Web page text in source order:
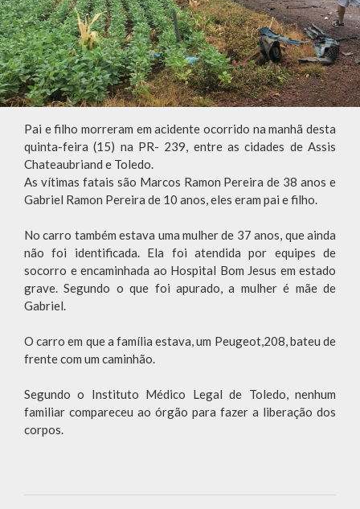
Pai e filho morreram em acidente ocorrido na manhã desta
quinta-feira (15) na PR- 239, entre as cidades de Assis
Chateaubriand e Toledo.
As vítimas fatais são Marcos Ramon Pereira de 38 anos e
Gabriel Ramon Pereira de 10 anos, eles eram pai e filho.
No carro também estava uma mulher de 37 anos, que ainda
não foi identificada. Ela foi atendida por equipes de
socorro e encaminhada ao Hospital Bom Jesus em estado
grave. Segundo o que foi apurado, a mulher é mãe de
Gabriel.
O carro em que a família estava, um Peugeot,208, bateu de
frente com um caminhão.
Segundo o Instituto Médico Legal de Toledo, nenhum
familiar compareceu ao órgão para fazer a liberação dos
corpos.